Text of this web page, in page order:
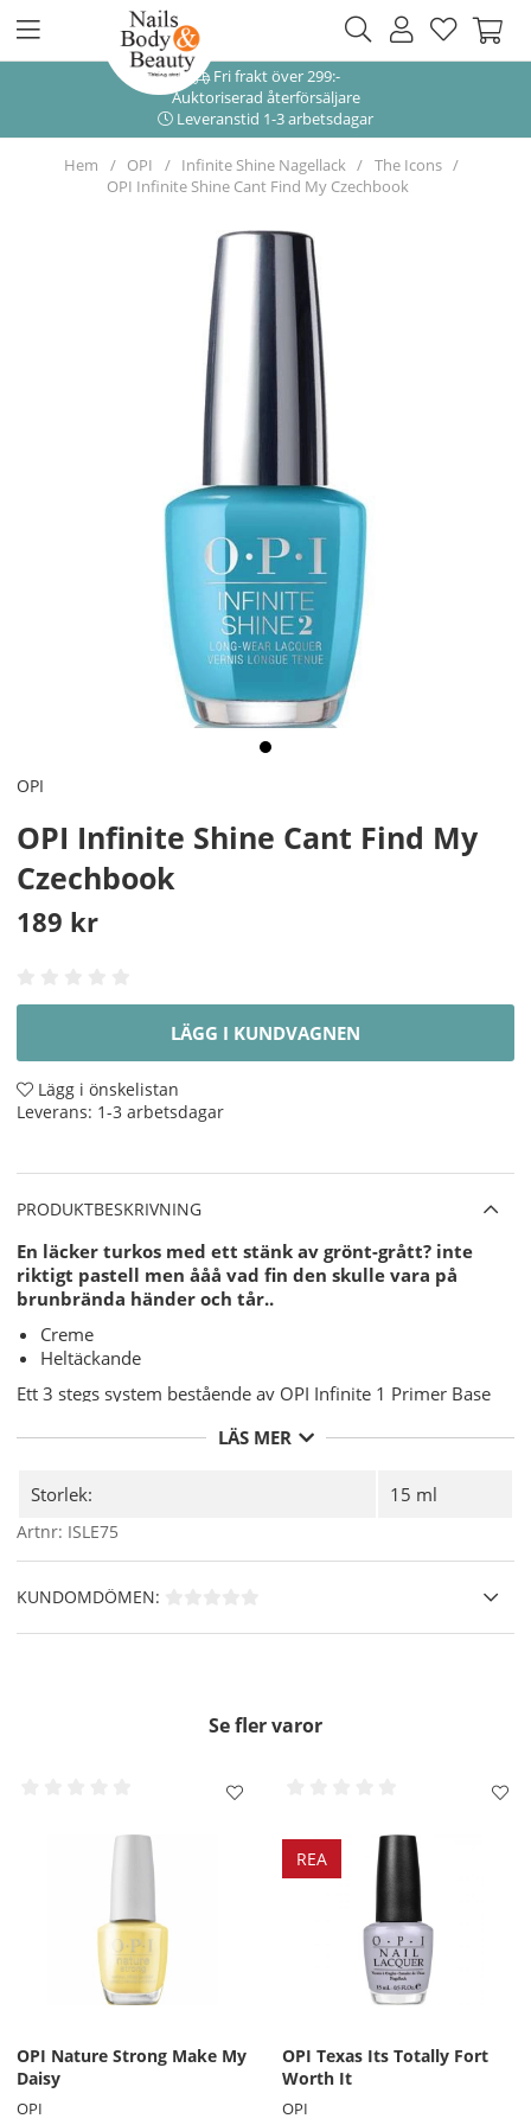
Fri frakt över 299:-
Auktoriserad återförsäljare
Leveranstid 1-3 arbetsdagar
Hem OPI Infinite Shine Nagellack
The Icons
OPI Infinite Shine Cant Find My Czechbook
OPI
OPI Infinite Shine Cant Find My
Czechbook
189 kr
LÄGG I KUNDVAGNEN
Lägg i önskelistan
Leverans: 1-3 arbetsdagar
PRODUKTBESKRIVNING
En läcker turkos med ett stänk av grönt-grått? inte
riktigt pastell men ååå vad fin den skulle vara på
brunbrända händer och tår..
Creme
Heltäckande
Ett 3 stegs system bestående av OPI Infinite 1 Primer Base
Gloss Top Coat som tillsammans ger perfekt glans, lång
Förbered din nagel för OPI Infinite Shine Nagellacken
för bästa möjliga hållbarhet medOPI NAS 99- En
applicering av ditt nagellack.
Applicera sedan 1 lager avOPI Infinite Shine 1
utväxt ( framkanten av nageln ), Låt torka.
glöm inte den fria kanten även här, Låt torka.
appliceraOPI Avoplex Oi
.
Använd inte DripDry eller RapiDry Spray på Infinite
Borttagning- Använd en bomullsrondeller ellerOPI Expert
Touch Lint-Free Nail Wipes
doppade i Expert Touch
LÄS MER
Storlek: 15 ml
Artnr: ISLE75
KUNDOMDÖMEN:
Se fler varor
OPI Nature Strong Make My
Daisy
OPI
REA
OPI Texas Its Totally Fort
Worth It
OPI